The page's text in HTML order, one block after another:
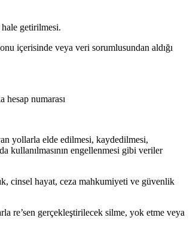
getirilmesi.
içerisinde veya veri sorumlusundan aldığı
numarası
yollarla elde edilmesi, kaydedilmesi,
kullanılmasının engellenmesi gibi veriler
cinsel hayat, ceza mahkumiyeti ve güvenlik
re’sen gerçekleştirilecek silme, yok etme veya